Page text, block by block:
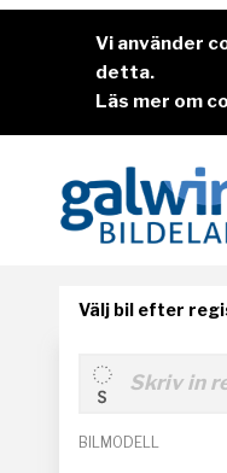
Vi använder
detta.
Läs mer om
Välj bil efter
BILMODELL